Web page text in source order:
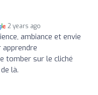
2 years ago
ambiance et envie
tomber sur le cliché
là.